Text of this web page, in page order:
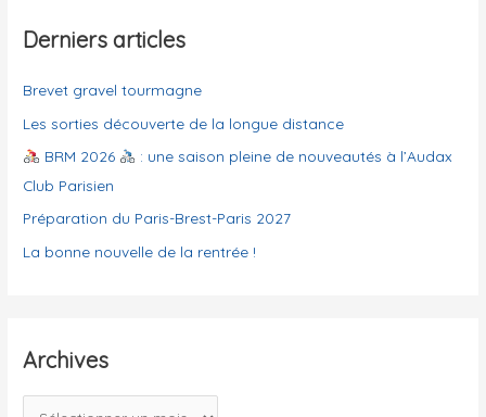
g
r
i
e
s
Derniers articles
Brevet gravel tourmagne
Les sorties découverte de la longue distance
BRM 2026
: une saison pleine de nouveautés à l’Audax
Club Parisien
Préparation du Paris-Brest-Paris 2027
La bonne nouvelle de la rentrée !
Archives